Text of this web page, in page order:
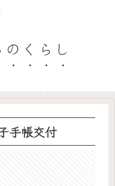
くらし
手帳交付